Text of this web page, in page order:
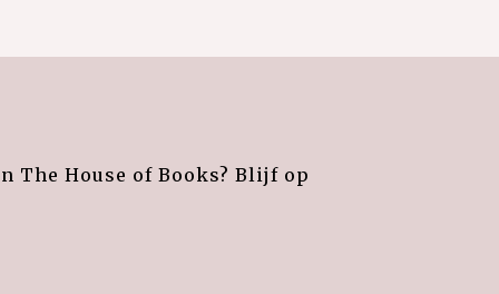
The House of Books? Blijf op